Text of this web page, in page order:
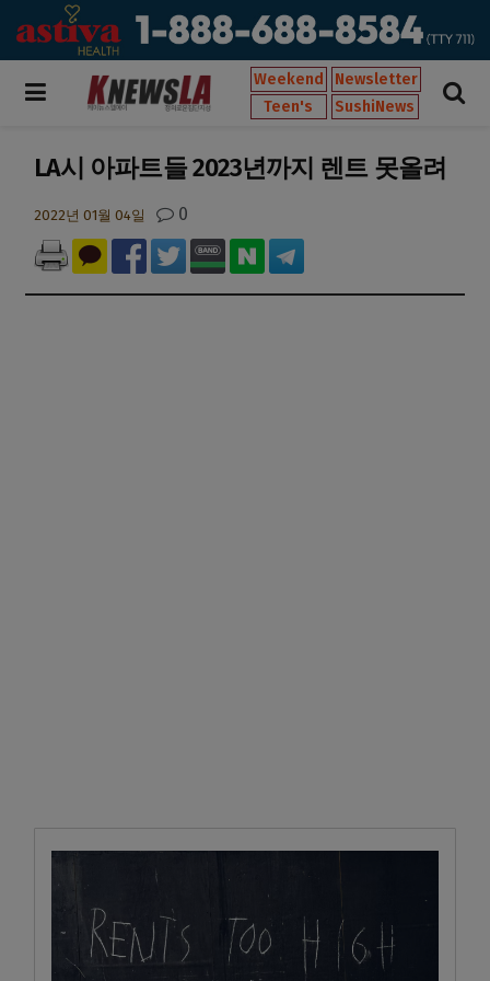
Weekend
Newsletter
Teen's
SushiNews
LA시 아파트들 2023년까지 렌트 못올려
2022년 01월 04일 0